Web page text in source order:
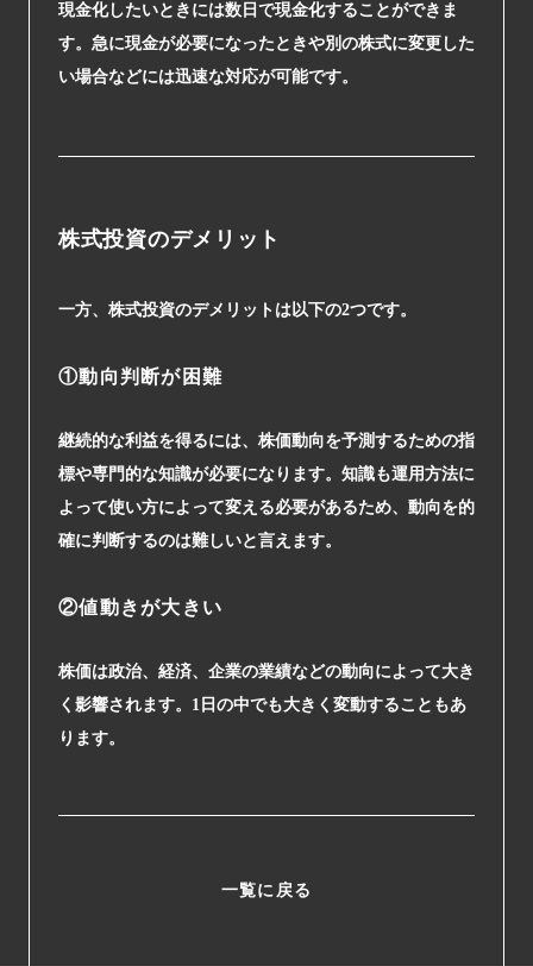
現金化したいときには数日で現金化することができま
す。急に現金が必要になったときや別の株式に変更した
い場合などには迅速な対応が可能です。
株式投資のデメリット
一方、株式投資のデメリットは以下の2つです。
①動向判断が困難
継続的な利益を得るには、株価動向を予測するための指
標や専門的な知識が必要になります。知識も運用方法に
よって使い方によって変える必要があるため、動向を的
確に判断するのは難しいと言えます。
②値動きが大きい
株価は政治、経済、企業の業績などの動向によって大き
く影響されます。1日の中でも大きく変動することもあ
ります。
一覧に戻る